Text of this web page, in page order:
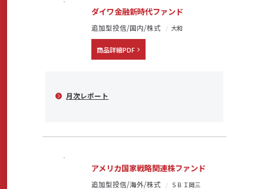
ダイワ金融新時代ファンド
追加型投信/国内/株式 大和
商品詳細PDF
月次レポート
アメリカ国家戦略関連株ファンド
追加型投信/海外/株式 ＳＢＩ岡三